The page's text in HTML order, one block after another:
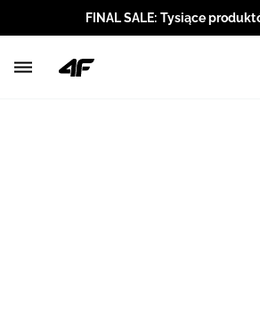
FINAL SALE: Tysiące